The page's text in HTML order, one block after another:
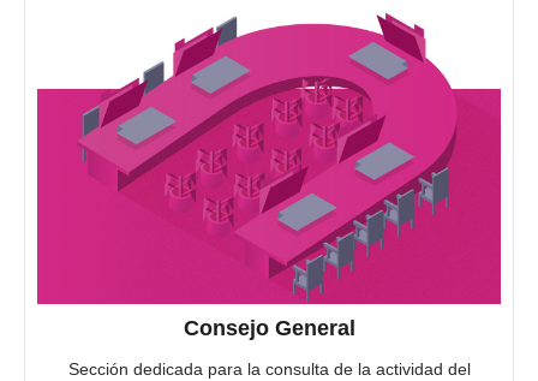
Consejo General
Sección dedicada para la consulta de la actividad del